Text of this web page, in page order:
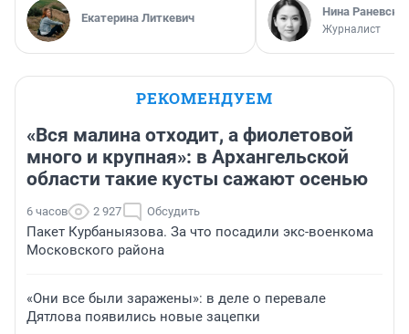
Екатерина Литкевич Нина
Журналист
РЕКОМЕНДУЕМ
«Вся малина отходит, а фиолетовой
много и крупная»: в Архангельской
области такие кусты сажают осенью
6 часов 2 927 Обсудить
Пакет Курбаныязова. За что посадили экс-военкома
Московского района
«Они все были заражены»: в деле о перевале
Дятлова появились новые зацепки